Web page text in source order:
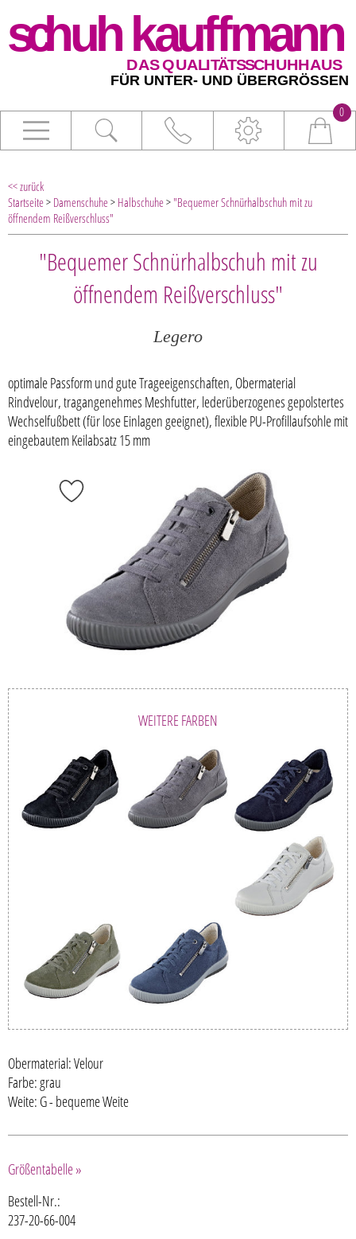
0
<< zurück
Startseite> Damenschuhe> Halbschuhe> "Bequemer Schnürhalbschuh mit zu
öffnendem Reißverschluss"
"Bequemer Schnürhalbschuh mit zu
öffnendem Reißverschluss"
Legero
optimale Passform und gute Trageeigenschaften, Obermaterial
Rindvelour, tragangenehmes Meshfutter, lederüberzogenes gepolstertes
Wechselfußbett (für lose Einlagen geeignet), flexible PU-Profillaufsohle mit
eingebautem Keilabsatz 15 mm
WEITERE FARBEN
Obermaterial: Velour
Farbe: grau
Weite: G - bequeme Weite
Größentabelle »
Bestell-Nr.:
237-20-66-004